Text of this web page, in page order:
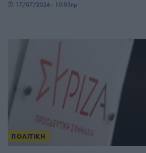
17/07/2026 - 10:03πμ
ΠΟΛΙΤΙΚΗ